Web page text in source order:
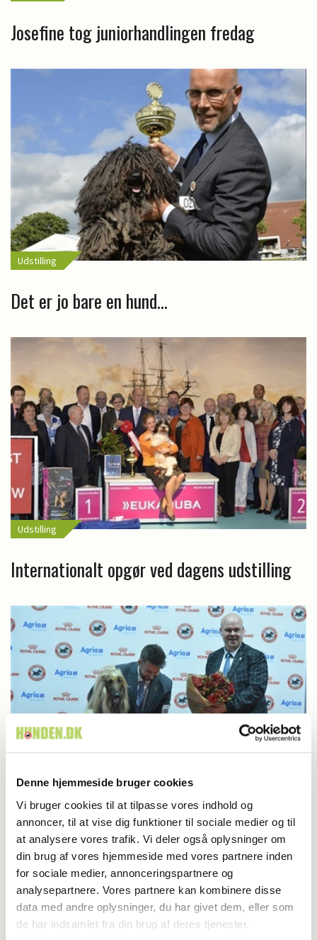
Denne hjemmeside bruger cookies
Vi bruger cookies til at tilpasse vores indhold og
annoncer, til at vise dig funktioner til sociale medier og til
at analysere vores trafik. Vi deler også oplysninger om
din brug af vores hjemmeside med vores partnere inden
for sociale medier, annonceringspartnere og
analysepartnere. Vores partnere kan kombinere disse
data med andre oplysninger, du har givet dem, eller som
de har indsamlet fra din brug af deres tjenester.
Josefine tog juniorhandlingen fredag
Udstilling
Det er jo bare en hund…
Udstilling
Internationalt opgør ved dagens udstilling
Udstilling
Årets første BIS er afghansk mynde